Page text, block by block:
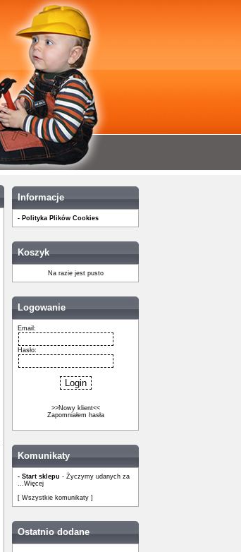
Informacje
- Polityka Plików Cookies
Koszyk
Na razie jest pusto
Logowanie
Email:
Hasło:
>>Nowy klient<<
Zapomniałem hasła
Komunikaty
- Start sklepu - Życzymy udanych za
...Więcej
[ Wszystkie komunikaty ]
Ostatnio dodane